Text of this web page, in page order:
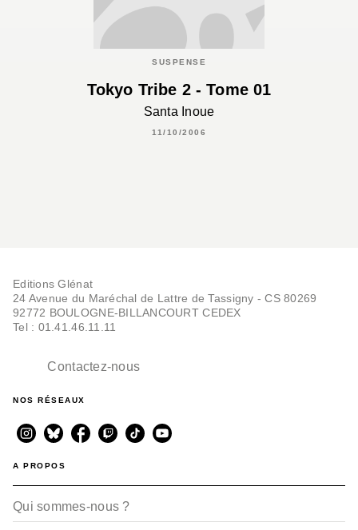
SUSPENSE
Tokyo Tribe 2 - Tome 01
Santa Inoue
11/10/2006
Editions Glénat
24 Avenue du Maréchal de Lattre de Tassigny - CS 80269
92772 BOULOGNE-BILLANCOURT CEDEX
Tel : 01.41.46.11.11
Contactez-nous
NOS RÉSEAUX
A PROPOS
Qui sommes-nous ?